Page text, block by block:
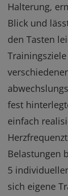
Halterung,
Blick und
den Tasten
fest
einfach
Belastungen
5
sich eigene